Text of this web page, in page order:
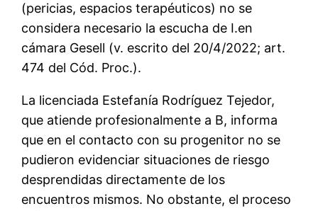
(pericias, espacios terapéuticos) no se
considera necesario la escucha de I.en
cámara Gesell (v. escrito del 20/4/2022; art.
474 del Cód. Proc.).
La licenciada Estefanía Rodríguez Tejedor,
que atiende profesionalmente a B, informa
que en el contacto con su progenitor no se
pudieron evidenciar situaciones de riesgo
desprendidas directamente de los
encuentros mismos. No obstante, el proceso